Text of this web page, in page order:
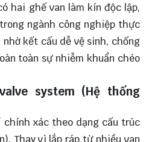
hai ghế van làm kín độc lập,
ngành công nghiệp thực
kết cấu dễ vệ sinh, chống
toàn sự nhiễm khuẩn chéo
system (Hệ thống
xác theo dạng cấu trúc